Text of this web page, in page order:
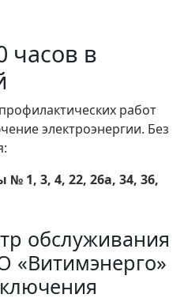
часов в
работ
электроэнергии. Без
1, 3, 4, 22, 26а, 34, 36,
обслуживания
«Витимэнерго»